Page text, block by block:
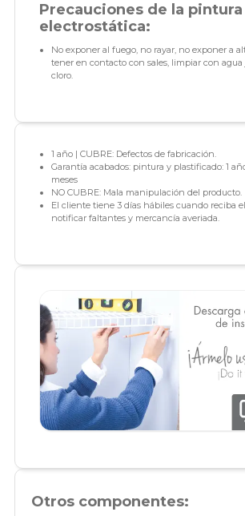
Precauciones de la pintura
electrostática:
No exponer al fuego, no rayar, no exponer a
tener en contacto con sales, limpiar con agua
cloro.
1 año | CUBRE: Defectos de fabricación.
Garantía acabados: pintura y plastificado: 1
meses
NO CUBRE: Mala manipulación del producto.
El cliente tiene 3 días hábiles cuando reciba
notificar faltantes y mercancía averiada.
Otros componentes: